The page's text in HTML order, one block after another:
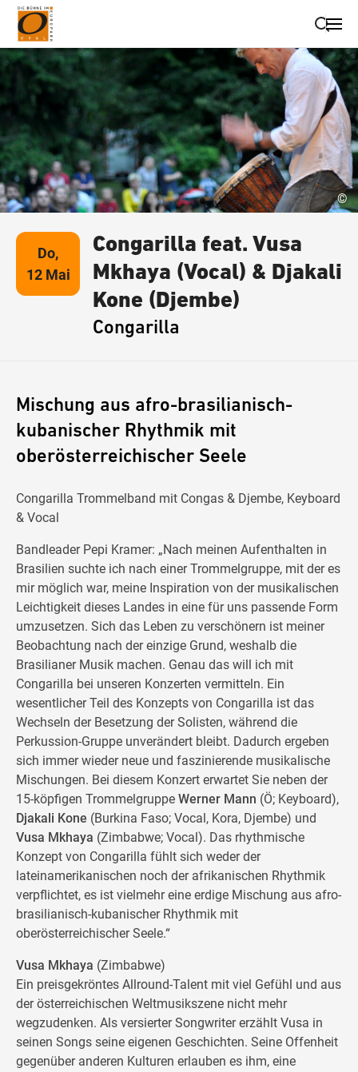
Suche schließen
Wegbeschreibung erhalten
©
Do,
12 Mai
Congarilla feat. Vusa
Mkhaya (Vocal) & Djakali
Kone (Djembe)
Congarilla
Mischung aus afro-brasilianisch-
kubanischer Rhythmik mit
oberösterreichischer Seele
Congarilla Trommelband mit Congas & Djembe, Keyboard
& Vocal
Bandleader Pepi Kramer: „Nach meinen Aufenthalten in
Brasilien suchte ich nach einer Trommelgruppe, mit der es
mir möglich war, meine Inspiration von der musikalischen
Leichtigkeit dieses Landes in eine für uns passende Form
umzusetzen. Sich das Leben zu verschönern ist meiner
Beobachtung nach der einzige Grund, weshalb die
Brasilianer Musik machen. Genau das will ich mit
Congarilla bei unseren Konzerten vermitteln. Ein
wesentlicher Teil des Konzepts von Congarilla ist das
Wechseln der Besetzung der Solisten, während die
Perkussion-Gruppe unverändert bleibt. Dadurch ergeben
sich immer wieder neue und faszinierende musikalische
Mischungen. Bei diesem Konzert erwartet Sie neben der
15-köpfigen Trommelgruppe Werner Mann (Ö; Keyboard),
Djakali Kone (Burkina Faso; Vocal, Kora, Djembe) und
Vusa Mkhaya (Zimbabwe; Vocal). Das rhythmische
Konzept von Congarilla fühlt sich weder der
lateinamerikanischen noch der afrikanischen Rhythmik
verpflichtet, es ist vielmehr eine erdige Mischung aus afro-
brasilianisch-kubanischer Rhythmik mit
oberösterreichischer Seele.“
Vusa Mkhaya (Zimbabwe)
Ein preisgekröntes Allround-Talent mit viel Gefühl und aus
der österreichischen Weltmusikszene nicht mehr
wegzudenken. Als versierter Songwriter erzählt Vusa in
seinen Songs seine eigenen Geschichten. Seine Offenheit
gegenüber anderen Kulturen erlauben es ihm, eine